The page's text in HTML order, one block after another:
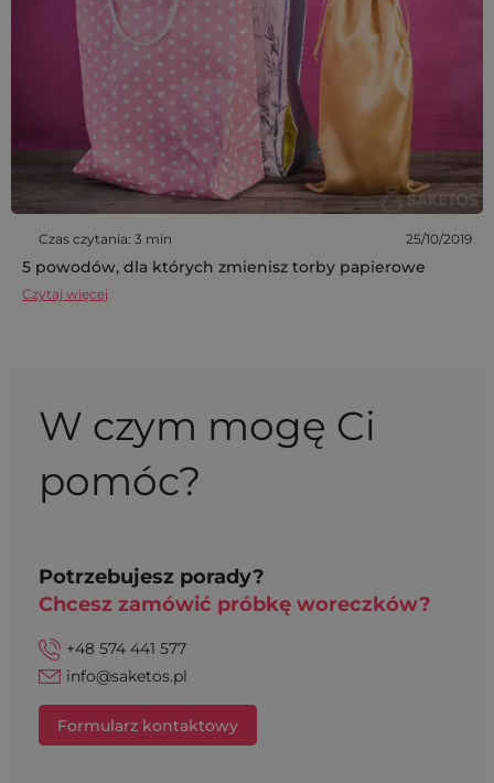
Czas czytania: 3 min 25/10/2019
5 powodów, dla których zmienisz torby papierowe
Czytaj więcej
W czym mogę Ci
pomóc?
Potrzebujesz porady?
Chcesz zamówić próbkę woreczków?
+48 574 441 577
info@saketos.pl
Formularz kontaktowy